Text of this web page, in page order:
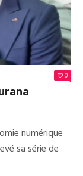
AU
KM
0
numérique
sa série de